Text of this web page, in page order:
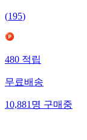
(195)
480 적립
무료배송
10,881 명 구매중